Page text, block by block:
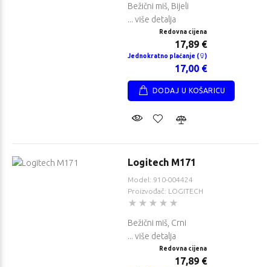
Bežični miš, Bijeli
... više detalja
Redovna cijena
17,89 €
Jednokratno plaćanje ( )
17,00 €
DODAJ U KOŠARICU
Logitech M171
Model: 910-004424
Proizvođač: LOGITECH
Bežični miš, Crni
... više detalja
Redovna cijena
17,89 €